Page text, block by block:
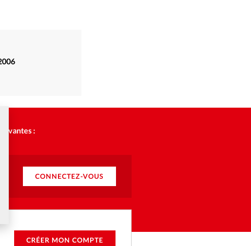
:
CONNECTEZ-VOUS
CRÉER MON COMPTE